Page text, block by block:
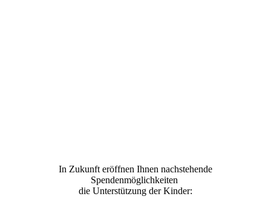
In Zukunft eröffnen Ihnen nachstehende
Spendenmöglichkeiten
die Unterstützung der Kinder: